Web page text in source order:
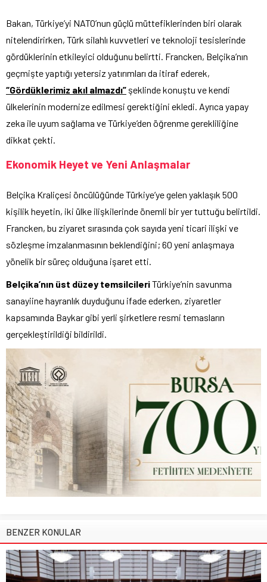
Bakan, Türkiye’yi NATO’nun güçlü müttefiklerinden biri olarak
nitelendirirken, Türk silahlı kuvvetleri ve teknoloji tesislerinde
gördüklerinin etkileyici olduğunu belirtti. Francken, Belçika’nın
geçmişte yaptığı yetersiz yatırımları da itiraf ederek,
“Gördüklerimiz akıl almazdı” şeklinde konuştu ve kendi
ülkelerinin modernize edilmesi gerektiğini ekledi. Ayrıca yapay
zeka ile uyum sağlama ve Türkiye’den öğrenme gerekliliğine
dikkat çekti.
Ekonomik Heyet ve Yeni Anlaşmalar
Belçika Kraliçesi öncülüğünde Türkiye’ye gelen yaklaşık 500
kişilik heyetin, iki ülke ilişkilerinde önemli bir yer tuttuğu belirtildi.
Francken, bu ziyaret sırasında çok sayıda yeni ticari ilişki ve
sözleşme imzalanmasının beklendiğini; 60 yeni anlaşmaya
yönelik bir süreç olduğuna işaret etti.
Belçika’nın üst düzey temsilcileriTürkiye’nin savunma
sanayiine hayranlık duyduğunu ifade ederken, ziyaretler
kapsamında Baykar gibi yerli şirketlere resmi temasların
gerçekleştirildiği bildirildi.
BENZER KONULAR